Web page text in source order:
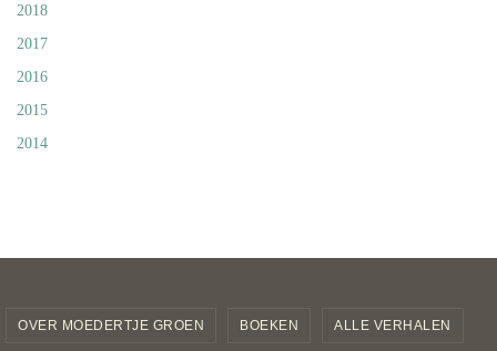
2018
2017
2016
2015
2014
OVER MOEDERTJE GROEN BOEKEN ALLE VERHALEN